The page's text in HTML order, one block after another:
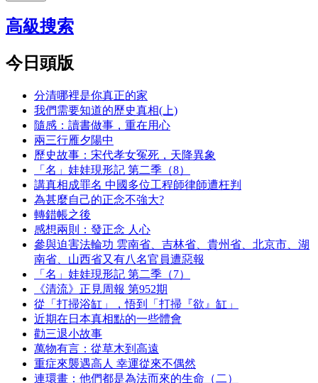
高級搜索
今日頭版
分清哪裡是你真正的家
我們需要知道的歷史真相(上)
隨感：讀書做事，重在用心
兩三行雁夕陽中
歷史故事：宋代孝女冤死，天降異象
「名」娃娃現形記 第二季（8）
講真相成罪名 中國多位工程師律師遭枉判
為甚麼自己的正念不強大?
轉錯帳之後
感想兩則：發正念 人心
參與迫害法輪功 雲南省、吉林省、貴州省、北京市、湖
南省、山西省又有八名官員遭惡報
「名」娃娃現形記 第二季（7）
《清流》正見周報 第952期
從「打掃浴缸」，悟到「打掃『欲』缸」
近期在日本真相點的一些體會
勸三退小故事
萬物有言：從草木到高遠
重症來襲遇高人 幸運從來不偶然
連環畫：他們都是為法而來的生命（二）